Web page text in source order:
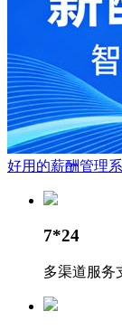
好用的薪酬管理
7*24
多渠道服务